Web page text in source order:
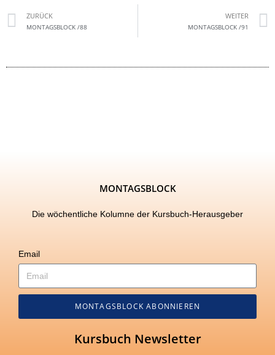
ZURÜCK
MONTAGSBLOCK /88
WEITER
MONTAGSBLOCK /91
MONTAGSBLOCK
Die wöchentliche Kolumne der Kursbuch-Herausgeber
Email
MONTAGSBLOCK ABONNIEREN
Kursbuch Newsletter